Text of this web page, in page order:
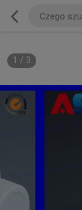
1 / 3